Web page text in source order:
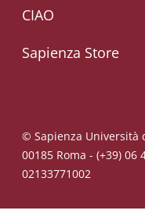
CIAO
Sapienza Store
© Sapienza Università
00185 Roma - (+39) 06
02133771002